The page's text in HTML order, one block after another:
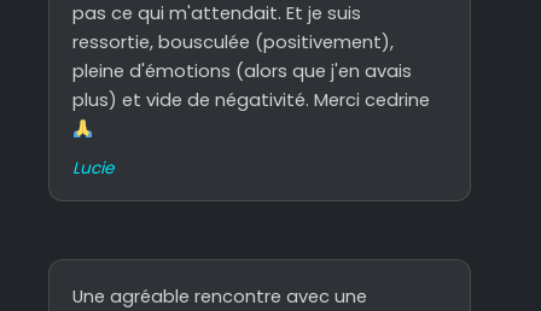
pas ce qui m'attendait. Et je suis
ressortie, bousculée (positivement),
pleine d'émotions (alors que j'en avais
plus) et vide de négativité. Merci cedrine
Lucie
Une agréable rencontre avec une